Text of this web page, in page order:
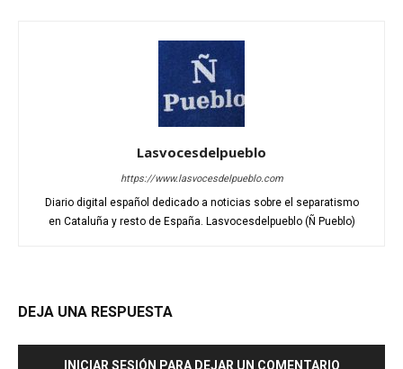
Lasvocesdelpueblo
https://www.lasvocesdelpueblo.com
Diario digital español dedicado a noticias sobre el separatismo
en Cataluña y resto de España. Lasvocesdelpueblo (Ñ Pueblo)
DEJA UNA RESPUESTA
INICIAR SESIÓN PARA DEJAR UN COMENTARIO